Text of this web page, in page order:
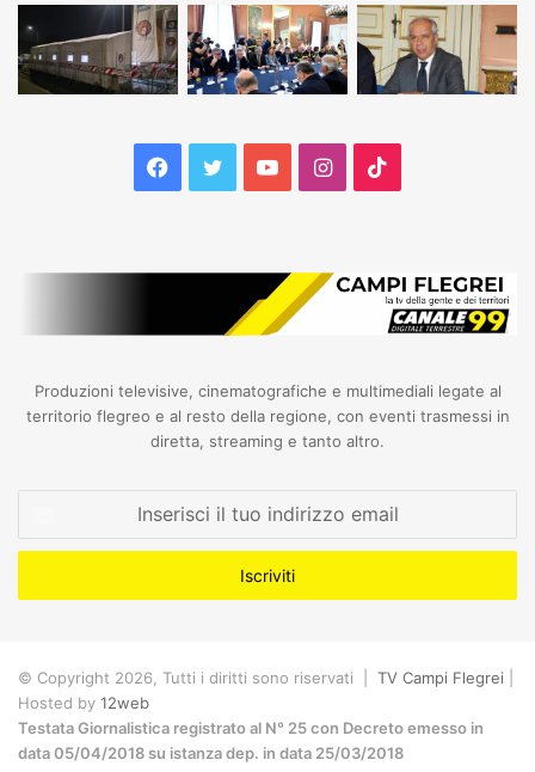
Facebook
TwitterYouTubeInstagram
Produzioni televisive, cinematografiche e multimediali legate al
territorio flegreo e al resto della regione, con eventi trasmessi in
diretta, streaming e tanto altro.
tuo
email
© Copyright 2026, Tutti i diritti sono riservati | TV Campi Flegrei
Hosted by 12web
Testata Giornalistica registrato al N° 25 con Decreto emesso in
data 05/04/2018 su istanza dep. in data 25/03/2018